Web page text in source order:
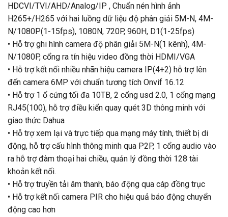
HDCVI/TVI/AHD/Analog/IP , Chuẩn nén hình ảnh
H265+/H265 với hai luồng dữ liệu độ phân giải 5M-N, 4M-
N/1080P(1-15fps), 1080N, 720P, 960H, D1(1-25fps)
• Hỗ trợ ghi hình camera độ phân giải 5M-N(1 kênh), 4M-
N/1080P, cổng ra tín hiệu video đồng thời HDMI/VGA
• Hỗ trợ kết nối nhiều nhãn hiệu camera IP(4+2) hỗ trợ lên
đến camera 6MP với chuẩn tương tích Onvif 16.12
• Hỗ trợ 1 ổ cứng tối đa 10TB, 2 cổng usd 2.0, 1 cổng mạng
RJ45(100), hỗ trợ điều kiển quay quét 3D thông minh với
giao thức Dahua
• Hỗ trợ xem lại và trực tiếp qua mạng máy tính, thiết bị di
động, hỗ trợ cấu hình thông minh qua P2P, 1 cổng audio vào
ra hỗ trợ đàm thoại hai chiều, quản lý đồng thời 128 tài
khoản kết nối.
• Hỗ trợ truyền tải âm thanh, báo động qua cáp đồng trục
• Hỗ trợ kết nối camera PIR cho hiệu quả báo động chuyển
động cao hơn